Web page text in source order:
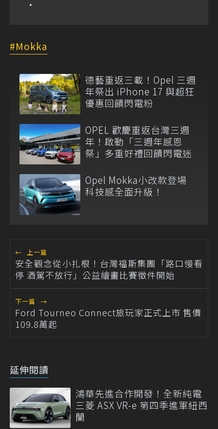
Mokka
德藝重返三載！Opel 三週
年祭出 iPhone 17 與超狂
優惠回饋閃電粉
OPEL 歡慶重返台灣三週
年！啟動「三週年感恩
祭」多重好禮回饋閃電迷
Opel Mokka小改款登場
科技感全面升級！
← 上一篇
安全觀念從小扎根！台灣福斯集團「路口慢看
停 酒駕不放行」公益繪畫比賽徵件開始
下一篇 →
Ford Tourneo Connect旅玩家正式上市 售價
109.8萬起
延伸閱讀
鴻華先進合作開發！全新純電
三菱 ASX VR-e 第四季進軍紐西
蘭